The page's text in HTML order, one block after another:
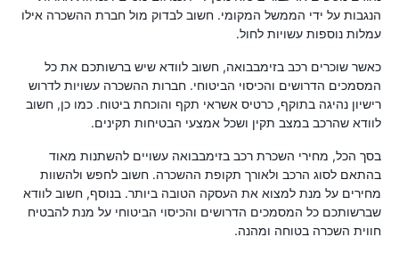
הנגבות על ידי הממשל המקומי. חשוב לבדוק מול חברת ההשכרה אילו
עמלות נוספות עשויות לחול.
כאשר שוכרים רכב בזימבבואה, חשוב לוודא שיש ברשותכם את כל
המסמכים הדרושים והכיסוי הביטוחי. חברות ההשכרה עשויות לדרוש
רישיון נהיגה בתוקף, כרטיס אשראי תקף והוכחת ביטוח. כמו כן, חשוב
לוודא שהרכב במצב תקין ושכל אמצעי הבטיחות תקינים.
בסך הכל, מחירי השכרת רכב בזימבבואה עשויים להשתנות מאוד
בהתאם לסוג הרכב ולאורך תקופת ההשכרה. חשוב לחפש ולהשוות
מחירים על מנת למצוא את העסקה הטובה ביותר. בנוסף, חשוב לוודא
שברשותכם כל המסמכים הדרושים והכיסוי הביטוחי על מנת להבטיח
חווית השכרה בטוחה ומהנה.